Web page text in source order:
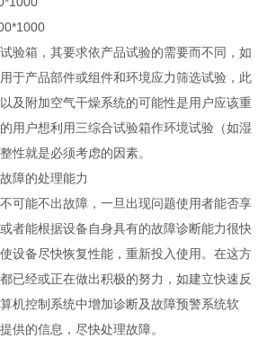
验箱，其要求依产品试验的需要而不同，如
于产品部件或组件和环境应力筛选试验，此
及附加空气干燥系统的可能性是用户应该重
用户想利用三综合试验箱作环境试验（如湿
性就是必须考虑的因素。
障的处理能力
可能不出故障，一旦出现问题使用者能否享
者能根据设备自身具有的故障诊断能力很快
设备尽快恢复性能，重新投入使用。在这方
已经或正在做出积极的努力，如建立快速反
机控制系统中增加诊断及故障预警系统软
供的信息，尽快处理故障。